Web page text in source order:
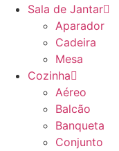
Sala de Jantar
Aparador
Cadeira
Mesa
Cozinha
Aéreo
Balcão
Banqueta
Conjunto